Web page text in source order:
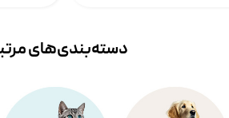
دسته‌بندی‌‌های